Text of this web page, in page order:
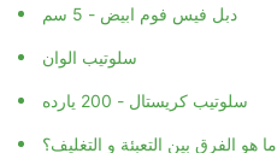
دبل فيس فوم ابيض - 5 سم
سلوتيب الوان
سلوتيب كريستال - 200 يارده
ما هو الفرق بين التعبئة و التغليف؟